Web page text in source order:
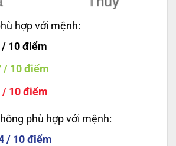
hợp với mệnh:
/ 10 điểm
/ 10 điểm
/ 10 điểm
phù hợp với mệnh:
/ 10 điểm